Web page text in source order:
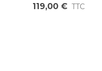
36V 48V dual sensored
sensorless FOC pour
119,00 € TTC